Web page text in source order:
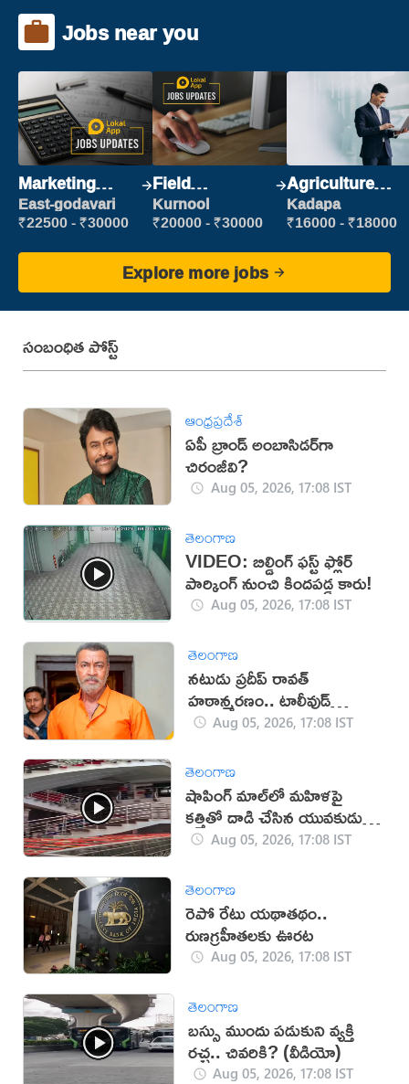
Jobs near you
Marketing
Executive
East-godavari
₹22500 - ₹30000
Field
Marketing
Executive
Kurnool
₹20000 - ₹30000
Agriculture
Labour
Kadapa
₹16000 - ₹18000
Explore more jobs
సంబంధిత పోస్ట్
ఆంధ్రప్రదేశ్
ఏపీ బ్రాండ్ అంబాసిడర్‌గా
చిరంజీవి?
Aug 05, 2026, 17:08 IST
తెలంగాణ
VIDEO: బిల్డింగ్ ఫస్ట్ ఫ్లోర్
పార్కింగ్ నుంచి కిందపడ్డ కారు!
Aug 05, 2026, 17:08 IST
తెలంగాణ
నటుడు ప్రదీప్ రావత్
హఠాన్మరణం.. టాలీవుడ్
స్పందనపై విమర్శలు
Aug 05, 2026, 17:08 IST
తెలంగాణ
షాపింగ్ మాల్‌లో మహిళపై
కత్తితో దాడి చేసిన యువకుడు
(వీడియో)
Aug 05, 2026, 17:08 IST
తెలంగాణ
రెపో రేటు యథాతథం..
రుణగ్రహీతలకు ఊరట
Aug 05, 2026, 17:08 IST
తెలంగాణ
బస్సు ముందు పడుకుని వ్యక్తి
రచ్చ.. చివరికి? (వీడియో)
Aug 05, 2026, 17:08 IST